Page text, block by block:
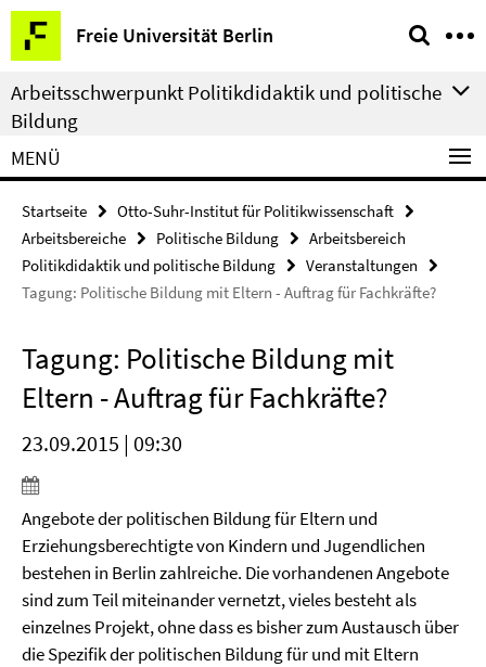
Springe
direkt
zu
Inhalt
Freie Universität Berlin
Service-
Navigation
Arbeitsschwerpunkt Politikdidaktik und politische
Bildung
MENÜ
Startseite
Otto-Suhr-Institut für Politikwissenschaft
Arbeitsbereiche
Politische Bildung
Arbeitsbereich
Politikdidaktik und politische Bildung
Veranstaltungen
Tagung: Politische Bildung mit Eltern - Auftrag für Fachkräfte?
Tagung: Politische Bildung mit
Eltern - Auftrag für Fachkräfte?
23.09.2015 | 09:30
Angebote der politischen Bildung für Eltern und
Erziehungsberechtigte von Kindern und Jugendlichen
bestehen in Berlin zahlreiche. Die vorhandenen Angebote
sind zum Teil miteinander vernetzt, vieles besteht als
einzelnes Projekt, ohne dass es bisher zum Austausch über
die Spezifik der politischen Bildung für und mit Eltern